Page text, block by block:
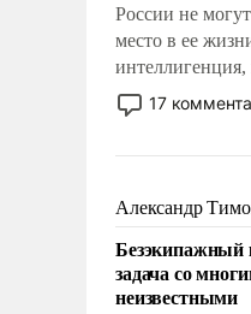
России не
место в ее
интеллигенция,
принадлежит, а
исключили с
чем она
образованных
казалось, что
решены раз и
нет, не решены.
17
Александр
Безэкипажный
задача со
неизвестными